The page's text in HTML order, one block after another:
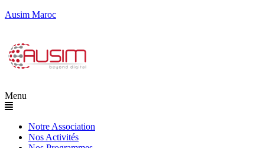
Ausim Maroc
Menu
Notre Association
Nos Activités